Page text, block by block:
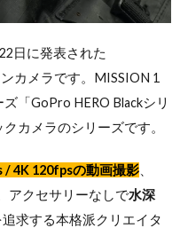
日に発表された
カメラです。MISSION 1
「GoPro HERO Blackシリ
カメラのシリーズです。
/ 4K 120fpsの動画撮影
アクセサリーなしで水深
求する本格派クリエイタ